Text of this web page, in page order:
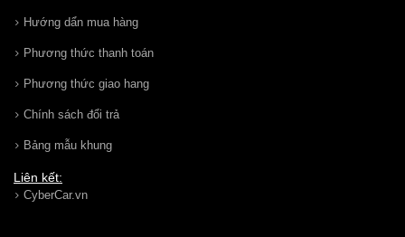
Hướng dẩn mua hàng
Phương thức thanh toán
Phương thức giao hang
Chính sách đổi trả
Bảng mẫu khung
Liên kết:
CyberCar.vn